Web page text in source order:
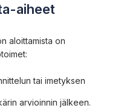
aiheet
aloittamista on
tai imetyksen
arvioinnin jälkeen.